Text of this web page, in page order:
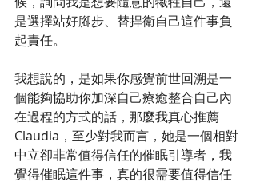
是選擇站好腳步、替捍衛自己這件事負
起責任。
我想說的，是如果你感覺前世回溯是一
個能夠協助你加深自己療癒整合自己內
在過程的方式的話，那麼我真心推薦
Claudia，至少對我而言，她是一個相對
中立卻非常值得信任的催眠引導者，我
覺得催眠這件事，真的很需要值得信任